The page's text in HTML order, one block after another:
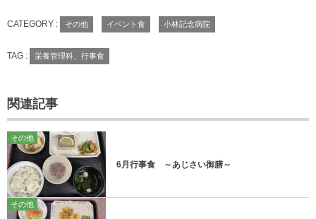
CATEGORY : その他 イベント食 小林記念病院
TAG : 栄養管理科、行事食
関連記事
その他
6月行事食 ～あじさい御膳～
その他